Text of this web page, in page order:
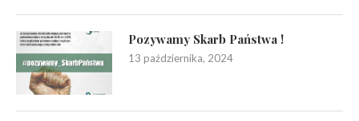
Pozywamy Skarb Państwa !
13 października, 2024